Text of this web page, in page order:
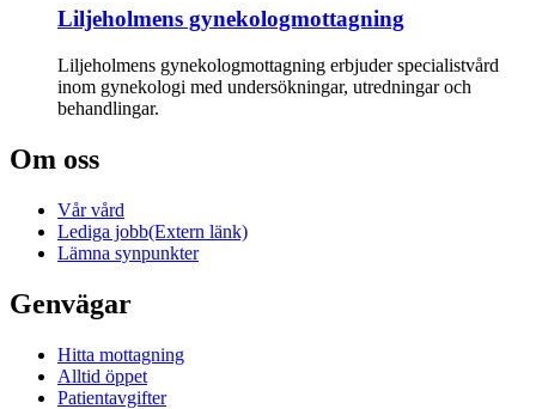
Liljeholmens gynekologmottagning
Liljeholmens gynekologmottagning erbjuder specialistvård
inom gynekologi med undersökningar, utredningar och
behandlingar.
Om oss
Vår vård
Lediga jobb(Extern länk)
Lämna synpunkter
Genvägar
Hitta mottagning
Alltid öppet
Patientavgifter